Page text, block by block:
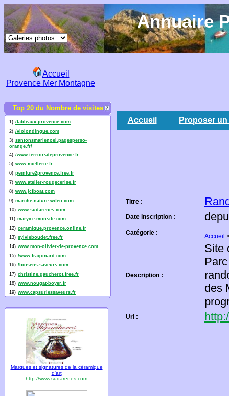
Annuaire
Accueil
Provence Mer Montagne
Top 20 du Nombre de visites
1) /tableaux-provence.com
2) /violondingue.com
3) santonsmarienoel.pagesperso-
orange.fr/
4) /www.terroirsdeprovence.fr
5) www.miellerie.fr
6) peinture2provence.free.fr
7) www.atelier-rougecerise.fr
8) www.jcfboat.com
9) marche-nature.wifeo.com
10) www.sudarenes.com
11) maryv.e-monsite.com
12) ceramique.provence.online.fr
13) sylvieboudet.free.fr
14) www.mon-olivier-de-provence.com
15) /www.fragonard.com
16) /biosens-saveurs.com
17) christine.gaucherot.free.fr
18) www.nougat-boyer.fr
19) www.capsurlessaveurs.fr
Marques et signatures de la céramique
d'art
http://www.sudarenes.com
Accueil Proposer
Titre :
Date inscription :
Catégorie : Accueil
Description :
Site
des
Url :